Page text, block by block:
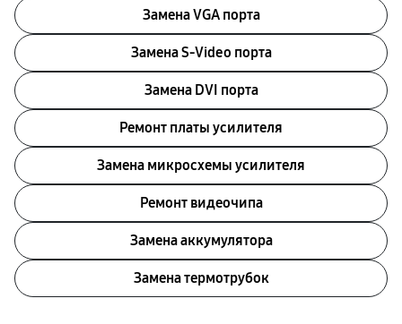
Замена VGA порта
Замена S-Video порта
Замена DVI порта
Ремонт платы усилителя
Замена микросхемы усилителя
Ремонт видеочипа
Замена аккумулятора
Замена термотрубок